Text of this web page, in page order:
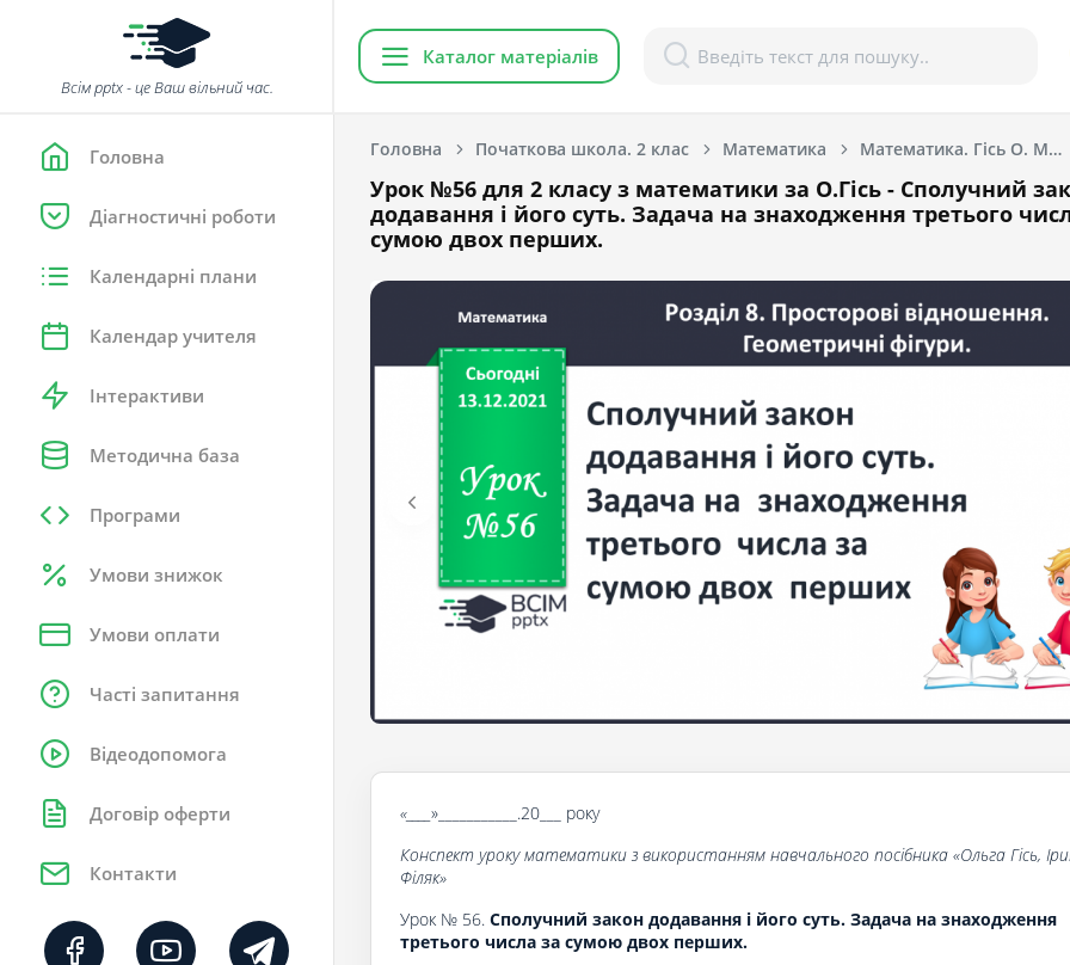
Всім pptx - це Ваш вільний час.
Головна
Діагностичні роботи
Календарні плани
Календар учителя
Інтерактиви
Методична база
Програми
Умови знижок
Умови оплати
Часті запитання
Відеодопомога
Договір оферти
Контакти
Каталог матеріалів
Головна Початкова школа. 2 клас Математика Математика. Гісь О. М., Філяк І. В. 2 клас. [2019-2023]
Урок №56 для 2 класу з математики за О.Гісь - Сполучний
додавання і його суть. Задача на знаходження третього
сумою двох перших.
«____ »___________.20___ року
Конспект уроку математики з використанням навчального посібника «Ольга Гісь,
Філяк»
Урок № 56. Сполучний закон додавання і його суть. Задача на знаходження
третього числа за сумою двох перших.